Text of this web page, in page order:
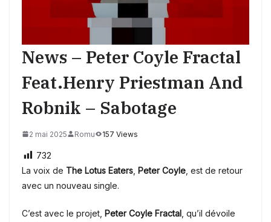
News – Peter Coyle Fractal
Feat.Henry Priestman And
Robnik – Sabotage
2 mai 2025 Romu 157 Views
732
La voix de The Lotus Eaters Peter Coyle , est de retour
avec un nouveau single.
C’est avec le projet, Peter Coyle Fractal , qu’il dévoile